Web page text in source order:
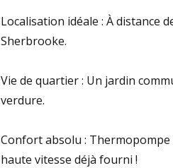
Localisation idéale : À distance
Sherbrooke.
Vie de quartier : Un jardin
verdure.
Confort absolu :
haute vitesse déjà fourni !